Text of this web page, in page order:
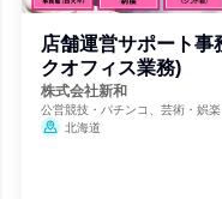
店舗運営サポート事
クオフィス業務)
株式会社新和
公営競技・パチンコ、芸術・娯楽
ーション、建築設計
北海道